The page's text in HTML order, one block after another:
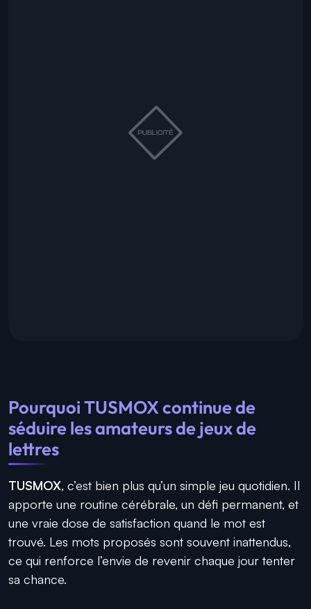
Pourquoi TUSMOX continue de
séduire les amateurs de jeux de
lettres
TUSMOX, c’est bien plus qu’un simple jeu quotidien. Il
apporte une routine cérébrale, un défi permanent, et
une vraie dose de satisfaction quand le mot est
trouvé. Les mots proposés sont souvent inattendus,
ce qui renforce l’envie de revenir chaque jour tenter
sa chance.